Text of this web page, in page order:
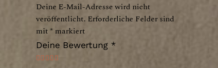
Deine E-Mail-Adresse wird nicht
veröffentlicht. Erforderliche Felder sind
mit * markiert
Deine Bewertung *